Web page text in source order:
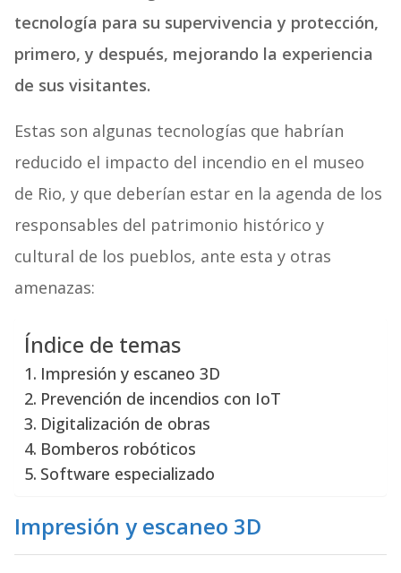
tecnología para su supervivencia y protección,
primero, y después, mejorando la experiencia
de sus visitantes.
Estas son algunas tecnologías que habrían
reducido el impacto del incendio en el museo
de Rio, y que deberían estar en la agenda de los
responsables del patrimonio histórico y
cultural de los pueblos, ante esta y otras
amenazas:
Índice de temas
Impresión y escaneo 3D
Prevención de incendios con IoT
Digitalización de obras
Bomberos robóticos
Software especializado
Impresión y escaneo 3D